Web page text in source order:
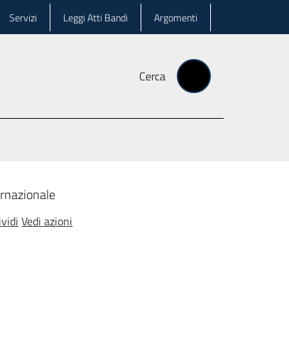
Servizi Leggi Atti Bandi Argomenti
Cerca
Vedi azioni